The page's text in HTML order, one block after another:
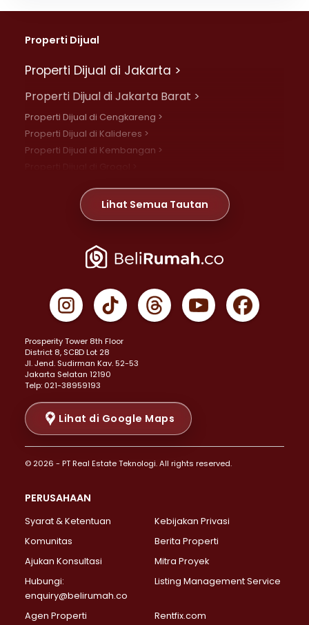
Properti Dijual
Properti Dijual di Jakarta >
Properti Dijual di Jakarta Barat >
Properti Dijual di Cengkareng >
Properti Dijual di Kalideres >
Properti Dijual di Kembangan >
Properti Dijual di Meruya >
Properti Dijual di Jelambar >
Properti Dijual di Jakarta Pusat >
Properti Dijual di Gambir >
Properti Dijual di Johar Baru >
Properti Dijual di Menteng >
Properti Dijual di Senen >
Properti Dijual di Tanah Abang >
Properti Dijual di Cikini >
Properti Dijual di Kramat >
Properti Dijual di Pasar Baru >
Properti Dijual di Bendungan Hilir >
Properti Dijual di Jakarta Selatan >
Properti Dijual di Lebak Bulus >
Properti Dijual di Gandaria Selatan >
Properti Dijual di Pondok Labu >
Properti Dijual di Lenteng Agung >
Properti Dijual di Senayan >
Properti Dijual di Pondok Pinang >
Lihat Semua Tautan
Prosperity Tower 8th Floor
District 8, SCBD Lot 28
JI. Jend. Sudirman Kav. 52-53
Jakarta Selatan 12190
Telp: 021-38959193
Lihat di Google Maps
© 2026 - PT Real Estate Teknologi. All rights reserved.
PERUSAHAAN
Syarat & Ketentuan
Kebijakan Privasi
Komunitas
Berita Properti
Ajukan Konsultasi
Mitra Proyek
Hubungi:
enquiry@belirumah.co
Listing Management Service
Agen Properti Rentfix.com